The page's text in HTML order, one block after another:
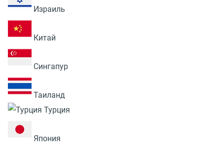
Израиль
Китай
Сингапур
Таиланд
Турция
Япония